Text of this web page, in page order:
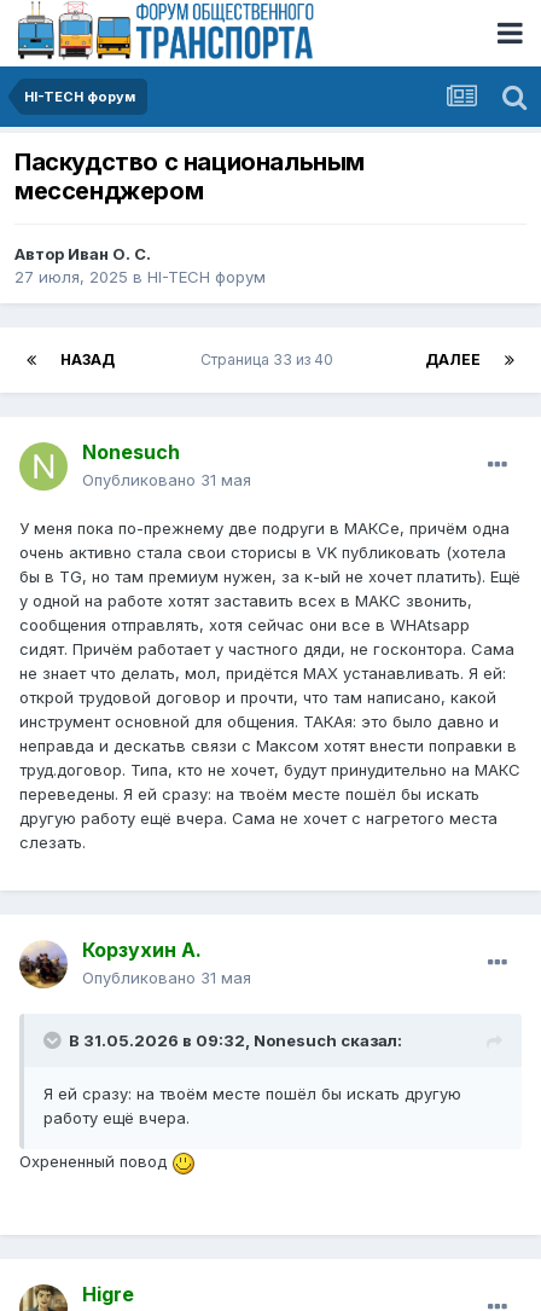
HI-TECH форум
Паскудство с национальным
мессенджером
Автор Иван О. С.
27 июля, 2025 в HI-TECH форум
НАЗАД ДАЛЕЕ
Страница 33 из 40
Nonesuch
Опубликовано 31 мая
У меня пока по-прежнему две подруги в МАКСе, причём одна
очень активно стала свои сторисы в VK публиковать (хотела
бы в TG, но там премиум нужен, за к-ый не хочет платить). Ещё
у одной на работе хотят заставить всех в МАКС звонить,
сообщения отправлять, хотя сейчас они все в WHAtsapp
сидят. Причём работает у частного дяди, не госконтора. Сама
не знает что делать, мол, придётся МАХ устанавливать. Я ей:
открой трудовой договор и прочти, что там написано, какой
инструмент основной для общения. ТАКАя: это было давно и
неправда и дескатьв связи с Максом хотят внести поправки в
труд.договор. Типа, кто не хочет, будут принудительно на МАКС
переведены. Я ей сразу: на твоём месте пошёл бы искать
другую работу ещё вчера. Сама не хочет с нагретого места
слезать.
Корзухин А.
Опубликовано 31 мая
В 31.05.2026 в 09:32, Nonesuch сказал:
Я ей сразу: на твоём месте пошёл бы искать другую
работу ещё вчера.
Охрененный повод
Higre